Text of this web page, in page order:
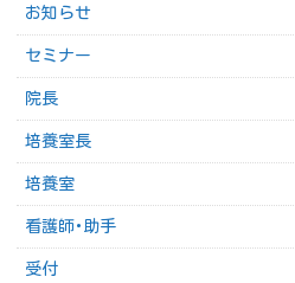
お知らせ
セミナー
院長
培養室長
培養室
看護師･助手
受付